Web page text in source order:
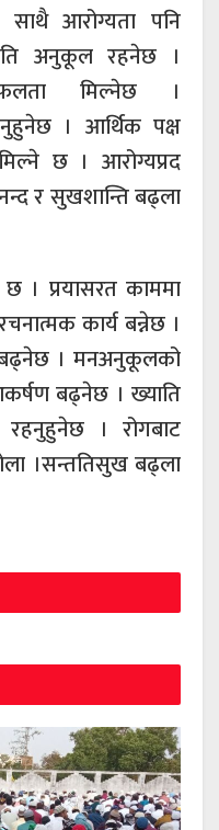
आरोग्यता पनि
अनुकूल रहनेछ ।
मिल्नेछ ।
। आर्थिक पक्ष
छ । आरोग्यप्रद
र सुखशान्ति बढ्ला
। प्रयासरत काममा
कार्य बन्नेछ ।
। मनअनुकूलको
बढ्नेछ । ख्याति
। रोगबाट
।सन्ततिसुख बढ्ला